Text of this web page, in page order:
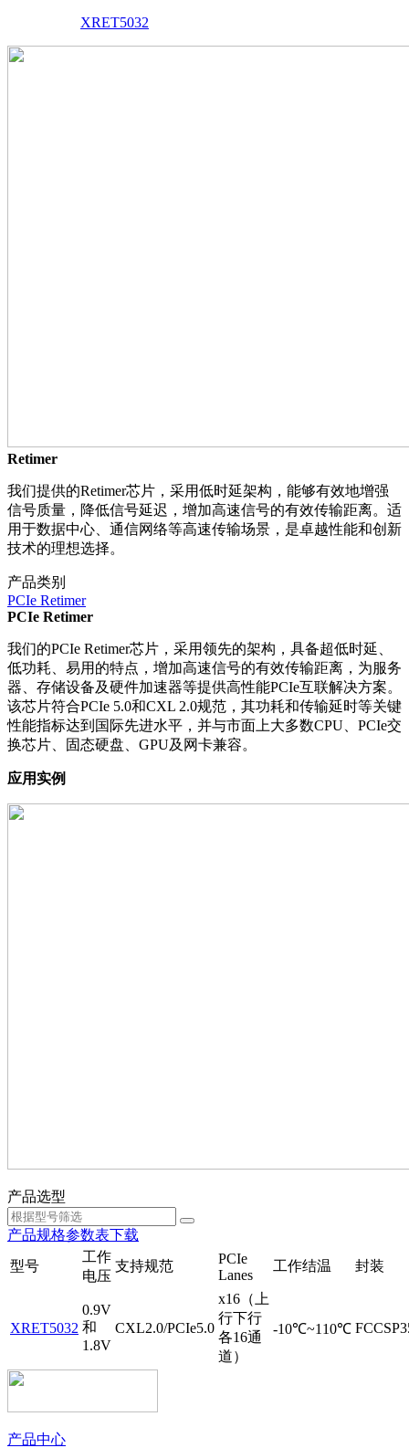
XRET5032
Retimer
我们提供的Retimer芯片，采用低时延架构，能够有效地增强
信号质量，降低信号延迟，增加高速信号的有效传输距离。适
用于数据中心、通信网络等高速传输场景，是卓越性能和创新
技术的理想选择。
产品类别
PCIe Retimer
PCIe Retimer
我们的PCIe Retimer芯片，采用领先的架构，具备超低时延、
低功耗、易用的特点，增加高速信号的有效传输距离，为服务
器、存储设备及硬件加速器等提供高性能PCIe互联解决方案。
该芯片符合PCIe 5.0和CXL 2.0规范，其功耗和传输延时等关键
性能指标达到国际先进水平，并与市面上大多数CPU、PCIe交
换芯片、固态硬盘、GPU及网卡兼容。
应用实例
产品选型
产品规格参数表下载
型号
工作
电压
支持规范
PCIe
Lanes
工作结温 封装
XRET5032
0.9V
和
1.8V
CXL2.0/PCIe5.0
x16（上
行下行
各16通
道）
-10℃~110℃
产品中心